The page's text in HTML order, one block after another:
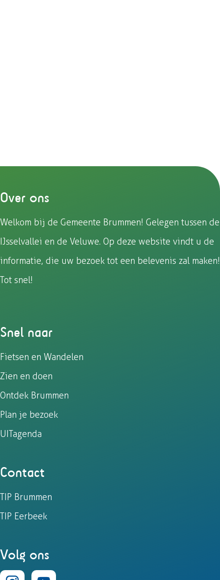
Over ons
Welkom bij de Gemeente Brummen! Gelegen tussen de
IJsselvallei en de Veluwe. Op deze website vindt u de
informatie, die uw bezoek tot een belevenis zal maken!
Tot snel!
Snel naar
Fietsen en Wandelen
Zien en doen
Ontdek Brummen
Plan je bezoek
UITagenda
Contact
TIP Brummen
TIP Eerbeek
Volg ons